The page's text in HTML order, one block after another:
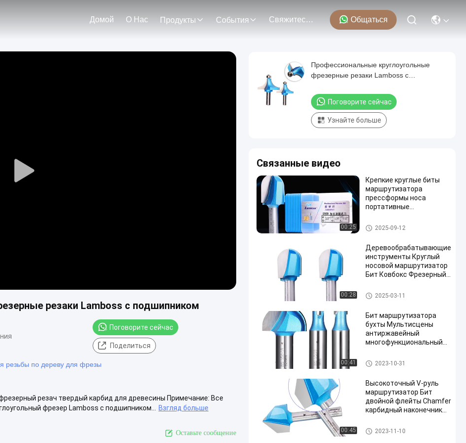
Домой О Нас Продукты События Свяжитесь С Нами Общаться
Play
резаки Lamboss с подшипником
Поговорите сейчас
Поделиться
резьбы по дереву для фрезы
резач твердый карбид для древесины Примечание: Все
фрезер Lamboss с подшипником...
Взгляд больше
Оставьте сообщение
Профессиональные круглоугольные
фрезерные резаки Lamboss с
Поговорите сейчас
Узнайте больше
Связанные видео
00:25
Крепкие круглые биты
маршрутизатора
прессформы носа
портативные
Формовочные фрезы
2025-09-12
00:28
Деревообрабатывающие
инструменты Круглый
носовой маршрутизатор
Бит Ковбокс Фрезерный
Бит
Формовочные фрезы
2025-03-11
00:41
Бит маршрутизатора
бухты Мультисцены
антиржавейный
многофункциональный
Формовочные фрезы
2023-10-31
00:45
Высокоточный V-руль
маршрутизатор Бит
двойной флейты Chamfer
карбидный наконечник
инструмента
Формовочные фрезы
2023-11-10